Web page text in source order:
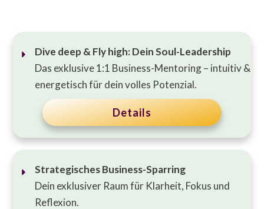
Dive deep & Fly high: Dein Soul-Leadership
Das exklusive 1:1 Business-Mentoring – intuitiv &
energetisch für dein volles Potenzial.
Details
Strategisches Business-Sparring
Dein exklusiver Raum für Klarheit, Fokus und
Reflexion.